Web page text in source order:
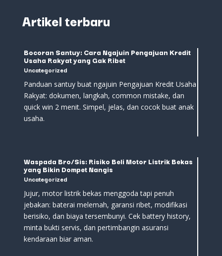
Artikel terbaru
Bocoran Santuy: Cara Ngajuin Pengajuan Kredit
Usaha Rakyat yang Gak Ribet
Uncategorized
Panduan santuy buat ngajuin Pengajuan Kredit Usaha
Rakyat: dokumen, langkah, common mistake, dan
quick win 2 menit. Simpel, jelas, dan cocok buat anak
usaha.
Waspada Bro/Sis: Risiko Beli Motor Listrik Bekas
yang Bikin Dompet Nangis
Uncategorized
Jujur, motor listrik bekas menggoda tapi penuh
jebakan: baterai melemah, garansi ribet, modifikasi
berisiko, dan biaya tersembunyi. Cek battery history,
minta bukti servis, dan pertimbangin asuransi
kendaraan biar aman.